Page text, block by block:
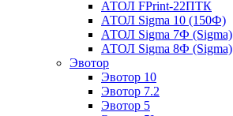
АТОЛ FPrint-22ПТК
АТОЛ Sigma 10 (150Ф)
АТОЛ Sigma 7Ф (Sigma)
АТОЛ Sigma 8Ф (Sigma)
Эвотор
Эвотор 10
Эвотор 7.2
Эвотор 5